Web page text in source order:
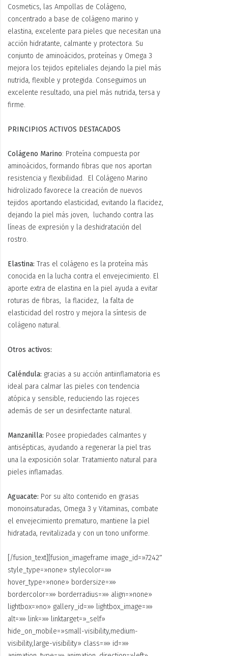
Cosmetics, las Ampollas de Colágeno,
concentrado a base de colágeno marino y
elastina, excelente para pieles que necesitan una
acción hidratante, calmante y protectora. Su
conjunto de aminoácidos, proteínas y Omega 3
mejora los tejidos epiteliales dejando la piel más
nutrida, flexible y protegida. Conseguimos un
excelente resultado, una piel más nutrida, tersa y
firme.
PRINCIPIOS ACTIVOS DESTACADOS
Colágeno Marino: Proteína compuesta por
aminoácidos, formando fibras que nos aportan
resistencia y flexibilidad. El Colágeno Marino
hidrolizado favorece la creación de nuevos
tejidos aportando elasticidad, evitando la flacidez,
dejando la piel más joven, luchando contra las
líneas de expresión y la deshidratación del
rostro.
Elastina: Tras el colágeno es la proteína más
conocida en la lucha contra el envejecimiento. El
aporte extra de elastina en la piel ayuda a evitar
roturas de fibras, la flacidez, la falta de
elasticidad del rostro y mejora la síntesis de
colágeno natural.
Otros activos:
Caléndula: gracias a su acción antiinflamatoria es
ideal para calmar las pieles con tendencia
atópica y sensible, reduciendo las rojeces
además de ser un desinfectante natural.
Manzanilla: Posee propiedades calmantes y
antisépticas, ayudando a regenerar la piel tras
una la exposición solar. Tratamiento natural para
pieles inflamadas.
Aguacate: Por su alto contenido en grasas
monoinsaturadas, Omega 3 y Vitaminas, combate
el envejecimiento prematuro, mantiene la piel
hidratada, revitalizada y con un tono uniforme.
[/fusion_text][fusion_imageframe image_id=»7242″
style_type=»none» stylecolor=»»
hover_type=»none» bordersize=»»
bordercolor=»» borderradius=»» align=»none»
lightbox=»no» gallery_id=»» lightbox_image=»»
alt=»» link=»» linktarget=»_self»
hide_on_mobile=»small-visibility,medium-
visibility,large-visibility» class=»» id=»»